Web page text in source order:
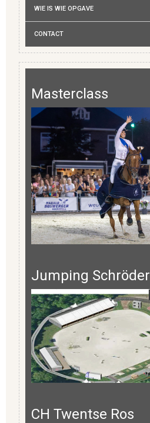
WIE IS WIE OPGAVE
CONTACT
Masterclass
Jumping Schröder
CH Twentse Ros